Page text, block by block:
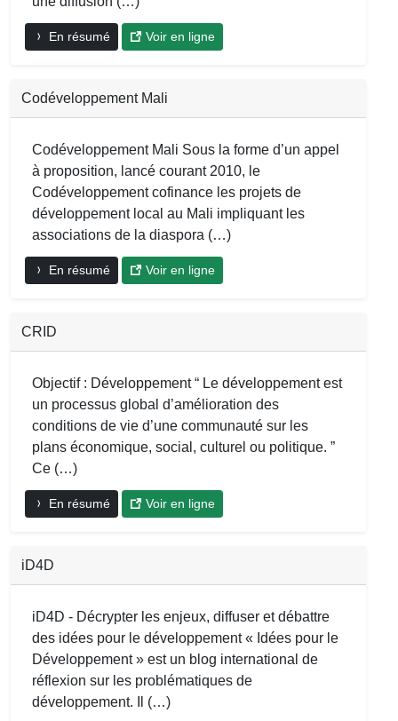
En résumé Voir en ligne
Codéveloppement Mali
Codéveloppement Mali Sous la forme d’un appel
à proposition, lancé courant 2010, le
Codéveloppement cofinance les projets de
développement local au Mali impliquant les
associations de la diaspora (…)
En résumé Voir en ligne
CRID
Objectif : Développement “ Le développement est
un processus global d’amélioration des
conditions de vie d’une communauté sur les
plans économique, social, culturel ou politique. ”
Ce (…)
En résumé Voir en ligne
iD4D
iD4D - Décrypter les enjeux, diffuser et débattre
des idées pour le développement « Idées pour le
Développement » est un blog international de
réflexion sur les problématiques de
développement. Il (…)